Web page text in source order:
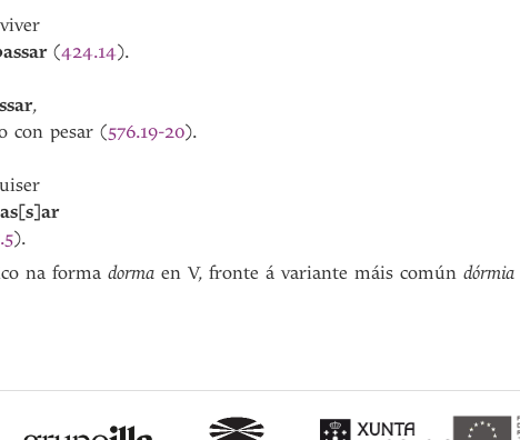
(424.14).
,
pesar (576.19-20).
).
na forma dorma en V, fronte á variante máis común dórmia